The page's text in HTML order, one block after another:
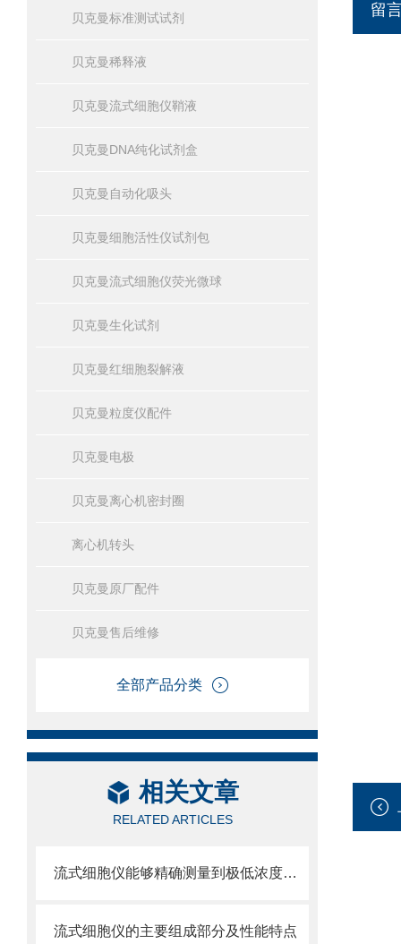
贝克曼标准测试试剂
贝克曼稀释液
贝克曼流式细胞仪鞘液
贝克曼DNA纯化试剂盒
贝克曼自动化吸头
贝克曼细胞活性仪试剂包
贝克曼流式细胞仪荧光微球
贝克曼生化试剂
贝克曼红细胞裂解液
贝克曼粒度仪配件
贝克曼电极
贝克曼离心机密封圈
离心机转头
贝克曼原厂配件
贝克曼售后维修
全部产品分类
相关文章
RELATED ARTICLES
流式细胞仪能够精确测量到极低浓度的标记物
流式细胞仪的主要组成部分及性能特点
留